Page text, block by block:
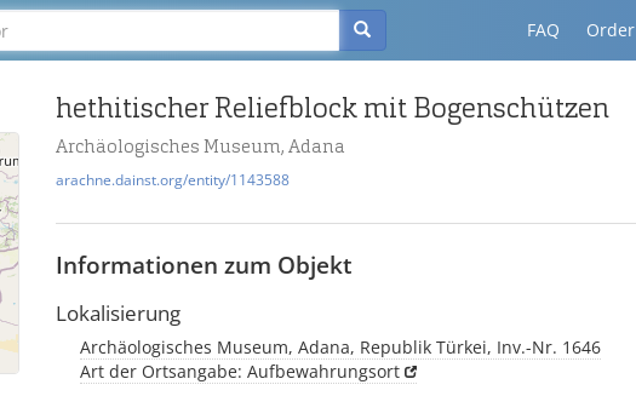
FAQ Order
hethitischer Reliefblock mit Bogenschützen
Archäologisches Museum, Adana
arachne.dainst.org/entity/1143588
Informationen zum Objekt
Lokalisierung
Archäologisches Museum, Adana, Republik Türkei, Inv.-Nr. 1646
Art der Ortsangabe: Aufbewahrungsort